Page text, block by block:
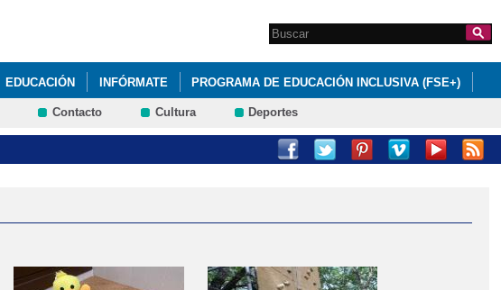
Formulario de
búsqueda
Search this site
EDUCACIÓN INFÓRMATE PROGRAMA DE EDUCACIÓN INCLUSIVA (FSE+)
Contacto Cultura Deportes